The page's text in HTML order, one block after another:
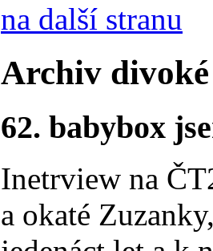
na další stranu
Archiv
62. babybox
Inetrview na
a okaté